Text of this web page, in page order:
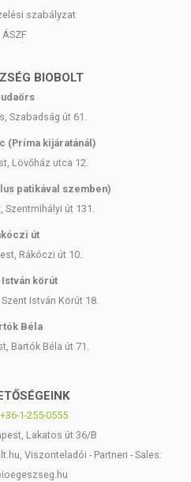
szabályzat
ÁSZF
BIOBOLT
Szabadság út 61.
(Príma kijáratánál)
Lövőház utca 12.
patikával szemben)
Szentmihályi út 131.
út
Rákóczi út 10.
István körút
István Körút 18.
Béla
Bartók Béla út 71.
+36-1-255-0555
Lakatos út 36/B
Viszonteladói - Partneri - Sales: